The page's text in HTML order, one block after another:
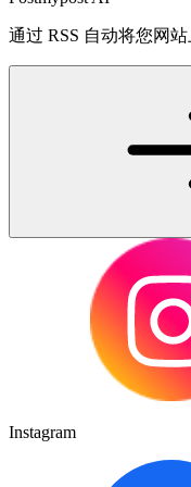
通过 RSS 自动将您网
Instagram